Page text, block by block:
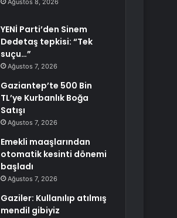
Ağustos 8, 2026
YENİ Parti’den Sinem
Dedetaş tepkisi: “Tek
suçu…”
Ağustos 7, 2026
Gaziantep’te 500 Bin
TL’ye Kurbanlık Boğa
Satışı
Ağustos 7, 2026
Emekli maaşlarından
otomatik kesinti dönemi
başladı
Ağustos 7, 2026
Gaziler: Kullanılıp atılmış
mendil gibiyiz